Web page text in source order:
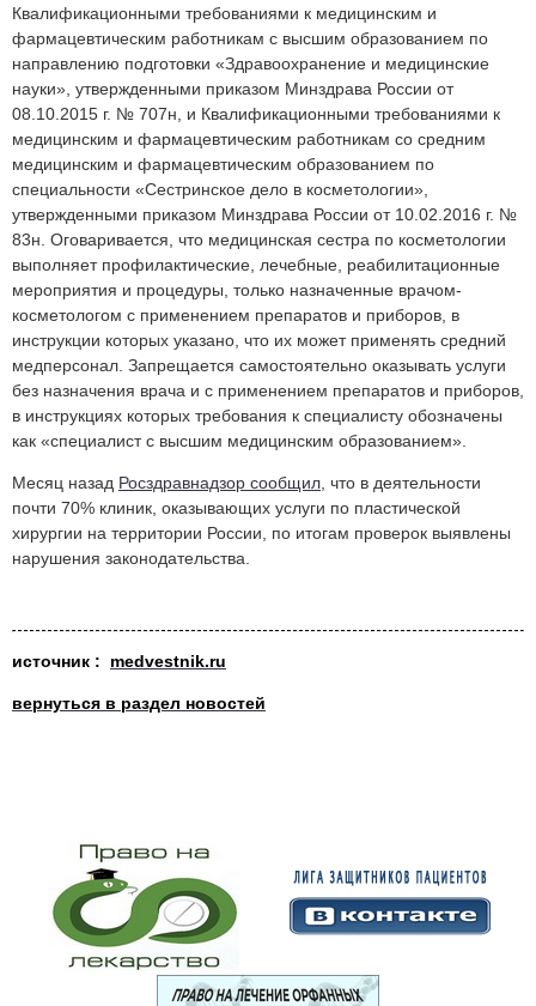
Квалификационными требованиями к медицинским и
фармацевтическим работникам с высшим образованием по
направлению подготовки «Здравоохранение и медицинские
науки», утвержденными приказом Минздрава России от
08.10.2015 г. № 707н, и Квалификационными требованиями к
медицинским и фармацевтическим работникам со средним
медицинским и фармацевтическим образованием по
специальности «Сестринское дело в косметологии»,
утвержденными приказом Минздрава России от 10.02.2016 г. №
83н. Оговаривается, что медицинская сестра по косметологии
выполняет профилактические, лечебные, реабилитационные
мероприятия и процедуры, только назначенные врачом-
косметологом с применением препаратов и приборов, в
инструкции которых указано, что их может применять средний
медперсонал. Запрещается самостоятельно оказывать услуги
без назначения врача и с применением препаратов и приборов,
в инструкциях которых требования к специалисту обозначены
как «специалист с высшим медицинским образованием».
Месяц назад Росздравнадзор сообщил , что в деятельности
почти 70% клиник, оказывающих услуги по пластической
хирургии на территории России, по итогам проверок выявлены
нарушения законодательства.
источник : medvestnik.ru
вернуться в раздел новостей